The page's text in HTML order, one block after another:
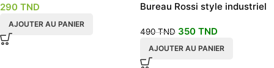
290 TND
AJOUTER AU PANIER
Bureau Rossi style industriel
490TND 350 TND
AJOUTER AU PANIER